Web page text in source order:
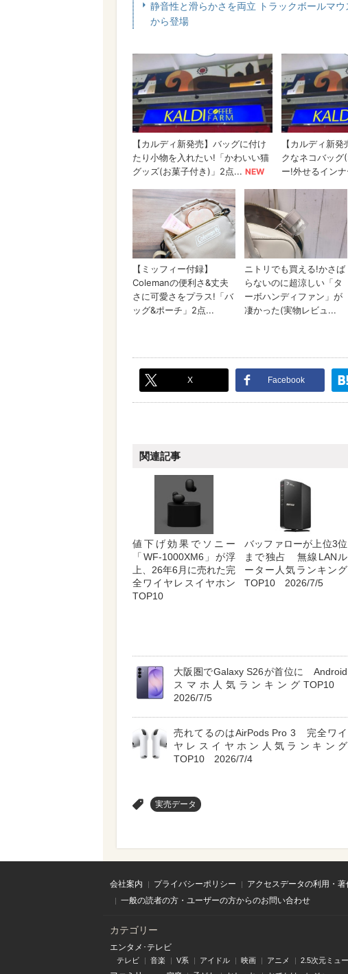
静音性と滑らかさを両立 トラックボールマ
から登場
X Facebook
関連記事
値下げ効果でソニー
「WF-1000XM6」が浮
上、26年6月に売れた完
全ワイヤレスイヤホン
TOP10
バッファローが上位3位
まで独占 無線LANル
ーター人気ランキング
TOP10 2026/7/5
大阪圏でGalaxy S26が首位に Android
スマホ人気ランキングTOP10
2026/7/5
売れてるのはAirPods Pro 3 完全ワイ
ヤレスイヤホン人気ランキング
TOP10 2026/7/4
実売データ
会社案内 プライバシーポリシー アクセスデータの利用・著
一般の読者の方・ユーザーの方からのお問い合わせ
カテゴリー
エンタメ･テレビ
テレビ 音楽 V系 アイドル 映画 アニメ 2.5次元ミュ